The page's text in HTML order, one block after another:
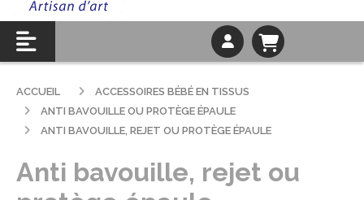
ACCUEIL
ACCESSOIRES BÉBÉ EN TISSUS
ANTI BAVOUILLE OU PROTÈGE ÉPAULE
ANTI BAVOUILLE, REJET OU PROTÈGE ÉPAULE
Anti bavouille, rejet ou